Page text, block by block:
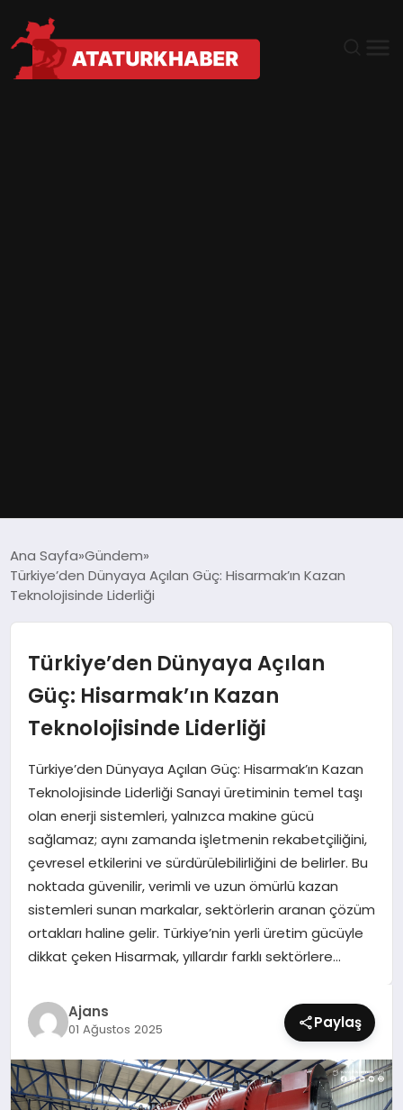
DÜNYA
EKONOMI
MAGAZIN
SAĞLIK
SIYASET
SPOR
TEKNOLOJI
YAŞAM
Ana Sayfa Gündem
Türkiye’den Dünyaya Açılan Güç: Hisarmak’ın Kazan
Teknolojisinde Liderliği
Türkiye’den Dünyaya Açılan
Güç: Hisarmak’ın Kazan
Teknolojisinde Liderliği
Türkiye’den Dünyaya Açılan Güç: Hisarmak’ın Kazan
Teknolojisinde Liderliği Sanayi üretiminin temel taşı
olan enerji sistemleri, yalnızca makine gücü
sağlamaz; aynı zamanda işletmenin rekabetçiliğini,
çevresel etkilerini ve sürdürülebilirliğini de belirler. Bu
noktada güvenilir, verimli ve uzun ömürlü kazan
sistemleri sunan markalar, sektörlerin aranan çözüm
ortakları haline gelir. Türkiye’nin yerli üretim gücüyle
dikkat çeken Hisarmak, yıllardır farklı sektörlere…
Ajans
01 Ağustos 2025 Paylaş